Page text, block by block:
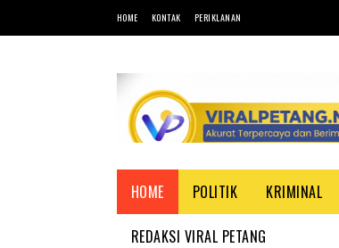
HOME KONTAK PERIKLANAN
HOME POLITIK KRIMINAL
REDAKSI VIRAL PETANG